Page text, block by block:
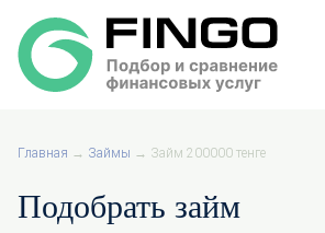
Главная → Займы → Займ 200000 тенге
Подобрать займ